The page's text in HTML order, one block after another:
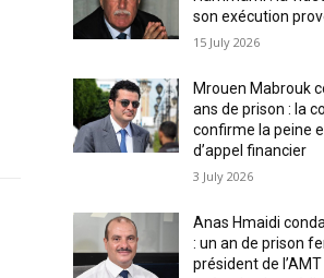
son exécution
15 July 2026
Mrouen Mabrouk
ans de prison : la
confirme la peine
d’appel financier
3 July 2026
Anas Hmaidi
: un an de prison
président de